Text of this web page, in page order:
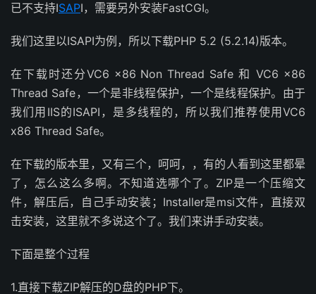
已不支持ISAPI，需要另外安装FastCGI。
我们这里以ISAPI为例，所以下载PHP 5.2 (5.2.14)版本。
在下载时还分VC6 x86 Non Thread Safe 和 VC6 x86
Thread Safe，一个是非线程保护，一个是线程保护。由于
我们用IIS的ISAPI，是多线程的，所以我们推荐使用VC6
x86 Thread Safe。
在下载的版本里，又有三个，呵呵，，有的人看到这里都晕
了，怎么这么多啊。不知道选哪个了。ZIP是一个压缩文
件，解压后，自己手动安装；Installer是msi文件，直接双
击安装，这里就不多说这个了。我们来讲手动安装。
下面是整个过程
1.直接下载ZIP解压的D盘的PHP下。